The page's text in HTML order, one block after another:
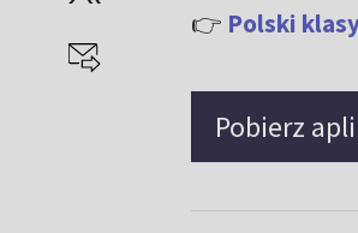
👉 Polski
Pobierz